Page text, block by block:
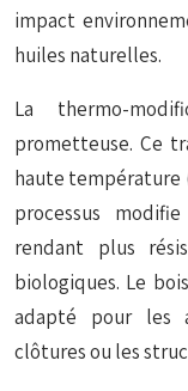
impact
huiles naturelles.
La thermo-
prometteuse. Ce
haute température
processus
rendant plus
biologiques. Le
adapté pour les
clôtures ou les